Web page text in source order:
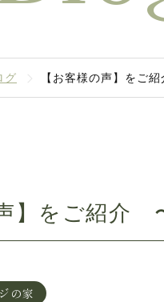
グ 【お客様の声】をご
】をご紹介
の家